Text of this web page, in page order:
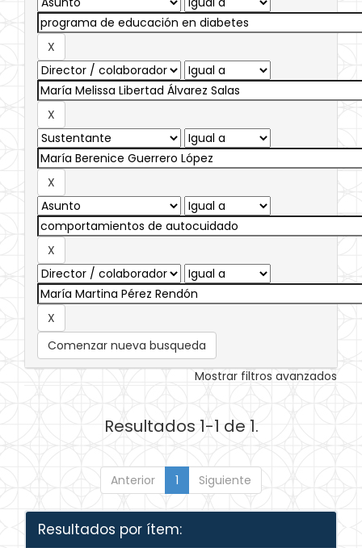
Comenzar nueva busqueda
Mostrar filtros avanzados
Resultados 1-1 de 1.
Anterior 1 Siguiente
Resultados por ítem: